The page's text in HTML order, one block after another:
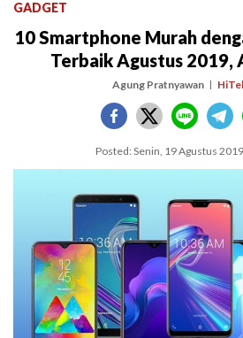
GADGET
10 Smartphone Murah
Terbaik Agustus
Agung Pratnyawan
Posted: Senin, 19 Agustus